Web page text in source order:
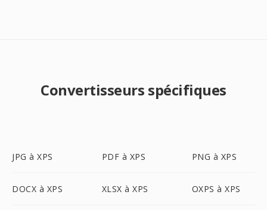
Convertisseurs spécifiques
JPG à XPS PDF à XPS PNG à XPS
DOCX à XPS XLSX à XPS OXPS à XPS